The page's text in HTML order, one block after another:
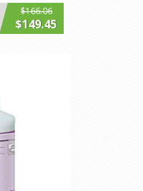
$166.06
$149.45